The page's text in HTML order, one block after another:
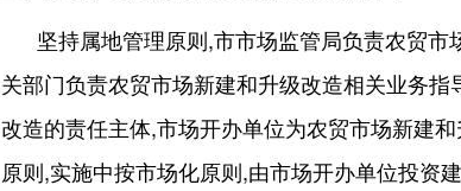
坚持属地管理原则,市市场监管局负责农贸
关部门负责农贸市场新建和升级改造相关业务
改造的责任主体,市场开办单位为农贸市场新建
原则,实施中按市场化原则,由市场开办单位投资